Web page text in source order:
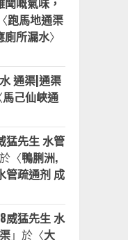
跑馬地通渠
廁所漏水〉
通渠|通渠
馬己仙峽通
猛先生 水管
〈鴨脷洲,
管疏通剂 成
威猛先生 水
」於〈大